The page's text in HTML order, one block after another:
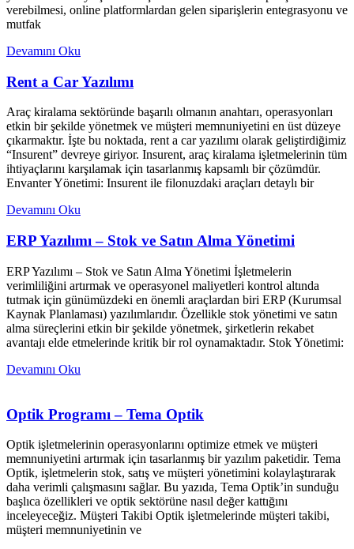
verebilmesi, online platformlardan gelen siparişlerin entegrasyonu ve
mutfak
Devamını Oku
Rent a Car Yazılımı
Araç kiralama sektöründe başarılı olmanın anahtarı, operasyonları
etkin bir şekilde yönetmek ve müşteri memnuniyetini en üst düzeye
çıkarmaktır. İşte bu noktada, rent a car yazılımı olarak geliştirdiğimiz
“Insurent” devreye giriyor. Insurent, araç kiralama işletmelerinin tüm
ihtiyaçlarını karşılamak için tasarlanmış kapsamlı bir çözümdür.
Envanter Yönetimi: Insurent ile filonuzdaki araçları detaylı bir
Devamını Oku
ERP Yazılımı – Stok ve Satın Alma Yönetimi
ERP Yazılımı – Stok ve Satın Alma Yönetimi İşletmelerin
verimliliğini artırmak ve operasyonel maliyetleri kontrol altında
tutmak için günümüzdeki en önemli araçlardan biri ERP (Kurumsal
Kaynak Planlaması) yazılımlarıdır. Özellikle stok yönetimi ve satın
alma süreçlerini etkin bir şekilde yönetmek, şirketlerin rekabet
avantajı elde etmelerinde kritik bir rol oynamaktadır. Stok Yönetimi:
Devamını Oku
Optik Programı – Tema Optik
Optik işletmelerinin operasyonlarını optimize etmek ve müşteri
memnuniyetini artırmak için tasarlanmış bir yazılım paketidir. Tema
Optik, işletmelerin stok, satış ve müşteri yönetimini kolaylaştırarak
daha verimli çalışmasını sağlar. Bu yazıda, Tema Optik’in sunduğu
başlıca özellikleri ve optik sektörüne nasıl değer kattığını
inceleyeceğiz. Müşteri Takibi Optik işletmelerinde müşteri takibi,
müşteri memnuniyetinin ve